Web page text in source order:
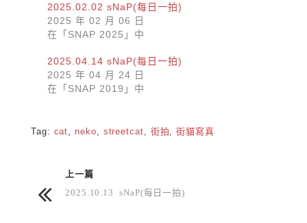
2025.02.02 sNaP(每日一拍)
2025 年 02 月 06 日
在「SNAP 2025」中
2025.04.14 sNaP(每日一拍)
2025 年 04 月 24 日
在「SNAP 2019」中
Tag: cat neko streetcat 街拍 ,街貓寫真
上一篇
2025.10.13 sNaP(每日一拍)